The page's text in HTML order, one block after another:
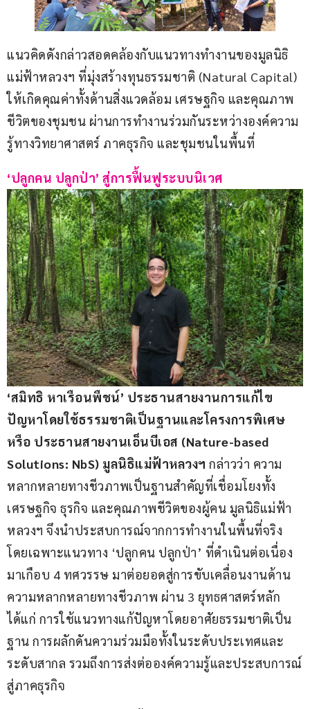
แนวคิดดังกล่าวสอดคล้องกับแนวทางทำงานของมูลนิธิ
แม่ฟ้าหลวงฯ ที่มุ่งสร้างทุนธรรมชาติ (Natural Capital)
ให้เกิดคุณค่าทั้งด้านสิ่งแวดล้อม เศรษฐกิจ และคุณภาพ
ชีวิตของชุมชน ผ่านการทำงานร่วมกันระหว่างองค์ความ
รู้ทางวิทยาศาสตร์ ภาคธุรกิจ และชุมชนในพื้นที่
‘ปลูกคน ปลูกป่า’ สู่การฟื้นฟูระบบนิเวศ
‘สมิทธิ หาเรือนพืชน์’ ประธานสายงานการแก้ไข
ปัญหาโดยใช้ธรรมชาติเป็นฐานและโครงการพิเศษ
หรือ ประธานสายงานเอ็นบีเอส (Nature-based
Solutions: NbS) มูลนิธิแม่ฟ้าหลวงฯ กล่าวว่า ความ
หลากหลายทางชีวภาพเป็นฐานสำคัญที่เชื่อมโยงทั้ง
เศรษฐกิจ ธุรกิจ และคุณภาพชีวิตของผู้คน มูลนิธิแม่ฟ้า
หลวงฯ จึงนำประสบการณ์จากการทำงานในพื้นที่จริง
โดยเฉพาะแนวทาง ‘ปลูกคน ปลูกป่า’ ที่ดำเนินต่อเนื่อง
มาเกือบ 4 ทศวรรษ มาต่อยอดสู่การขับเคลื่อนงานด้าน
ความหลากหลายทางชีวภาพ ผ่าน 3 ยุทธศาสตร์หลัก
ได้แก่ การใช้แนวทางแก้ปัญหาโดยอาศัยธรรมชาติเป็น
ฐาน การผลักดันความร่วมมือทั้งในระดับประเทศและ
ระดับสากล รวมถึงการส่งต่อองค์ความรู้และประสบการณ์
สู่ภาคธุรกิจ